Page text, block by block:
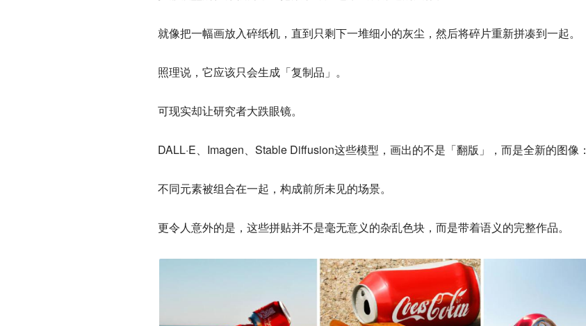
就像把一幅画放入碎纸机，直到只剩下一堆细小的灰尘，然后将碎片重新拼凑到一起。
照理说，它应该只会生成「复制品」。
可现实却让研究者大跌眼镜。
DALL·E、Imagen、Stable Diffusion这些模型，画出的不是「翻版」，而是全新的图像：
不同元素被组合在一起，构成前所未见的场景。
更令人意外的是，这些拼贴并不是毫无意义的杂乱色块，而是带着语义的完整作品。